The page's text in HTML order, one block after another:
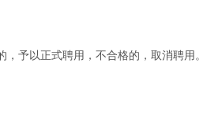
予以正式聘用，不合格的，取消聘用。